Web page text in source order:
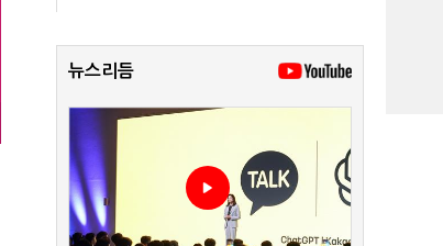
뉴스리듬